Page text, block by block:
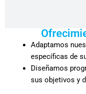
Adaptamos
específicas de
Diseñamos
sus objetivos y